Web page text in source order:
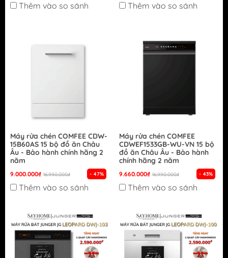
Thêm vào so sánh Thêm vào so sánh
Máy rửa chén COMFEE CDW-
15B60AS 15 bộ đồ ăn Châu
Âu - Bảo hành chính hãng 2
năm
9.000.000₫ 16.990.000₫ - 47%
Thêm vào so sánh
Máy rửa chén COMFEE
CDWEF1533GB-WU-VN 15 bộ
đồ ăn Châu Âu - Bảo hành
chính hãng 2 năm
9.660.000₫ 16.990.000₫ - 43%
Thêm vào so sánh